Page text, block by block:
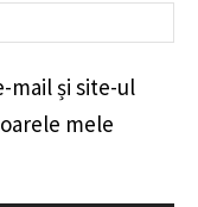
mail și site-ul
mele